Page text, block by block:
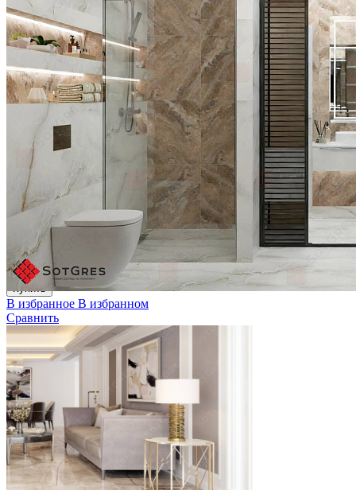
ELMI WOOD WALNUT/20х120/матовый керамический
гранит
Ширина, мм: 200
Длина, мм:
Толщина, мм:
2 910 ₽/м2
Купить
В избранное В избранном
Сравнить